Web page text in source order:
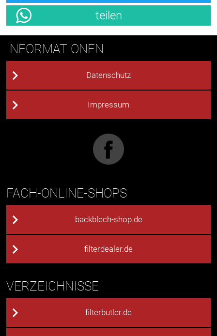
teilen
INFORMATIONEN
Datenschutz
Impressum
FACH-ONLINE-SHOPS
backblech-shop.de
filterdealer.de
VERZEICHNISSE
filterbutler.de